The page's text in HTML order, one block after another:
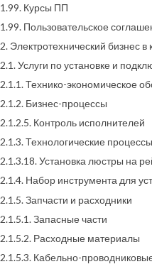
1.99. Курсы ПП
1.99. Пользовательское
2. Электротехнический бизнес в
2.1. Услуги по установке и
2.1.1. Технико-экономическое
2.1.2. Бизнес-процессы
2.1.2.5. Контроль исполнителей
2.1.3. Технологические процессы
2.1.3.18. Установка люстры на
2.1.4. Набор инструмента для
2.1.5. Запчасти и расходники
2.1.5.1. Запасные части
2.1.5.2. Расходные материалы
2.1.5.3. Кабельно-